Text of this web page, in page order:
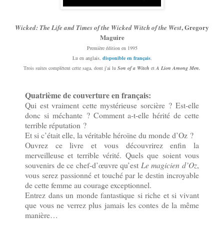
Wicked: The Life and Times of the Wicked Witch of the West, Gregory
Maguire
Première édition en 1995
Lu en anglais, disponible en français.
Trois suites complètent cette saga, dont j'ai lu Son of a Witch etA Lion Among Men.
Quatrième de couverture en français:
Qui est vraiment cette mystérieuse sorcière ? Est-elle
donc si méchante ? Comment a-t-elle hérité de cette
terrible réputation ?
Et si c’était elle, la véritable héroïne du monde d’Oz ?
Ouvrez ce livre et vous découvrirez enfin la
merveilleuse et terrible vérité. Quels que soient vous
souvenirs de ce chef-d’œuvre qu’est Le magicien d’Oz,
vous serez passionné et touché par le destin incroyable
de cette femme au courage exceptionnel.
Entrez dans un monde fantastique si riche et si vivant
que vous ne verrez plus jamais les contes de la même
manière…